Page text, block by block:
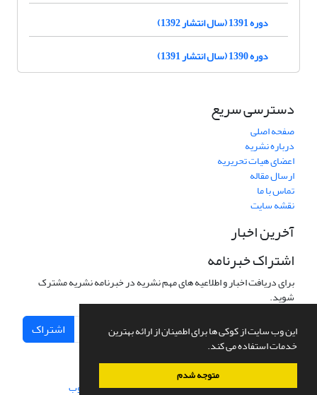
این وب سایت از کوکی ها برای اطمینان از ارائه بهترین
خدمات استفاده می کند.
متوجه شدم
دوره 1391 (سال انتشار 1392)
دوره 1390 (سال انتشار 1391)
دسترسی سریع
صفحه اصلی
درباره نشریه
اعضای هیات تحریریه
ارسال مقاله
تماس با ما
نقشه سایت
آخرین اخبار
اشتراک خبرنامه
برای دریافت اخبار و اطلاعیه های مهم نشریه در خبرنامه نشریه مشترک
شوید.
اشتراک
سامانه مدیریت نشریات علمی.طراحی و پیاده سازی از سیناوب